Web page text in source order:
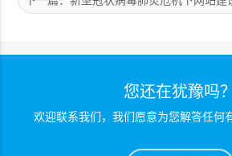
您还在犹豫吗？
欢迎联系我们，我们愿意为您解答任何